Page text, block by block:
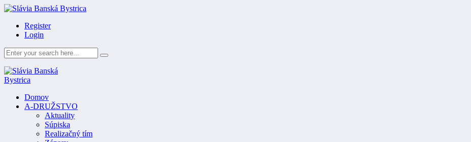
Register
Login
Domov
A-DRUŽSTVO
Aktuality
Súpiska
Realizačný tím